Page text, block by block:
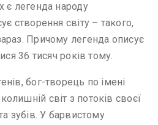
є легенда народу
створення світу – такого,
Причому легенда описує
36 тисяч років тому.
бог-творець по імені
світ з потоків своєї
зубів. У барвистому